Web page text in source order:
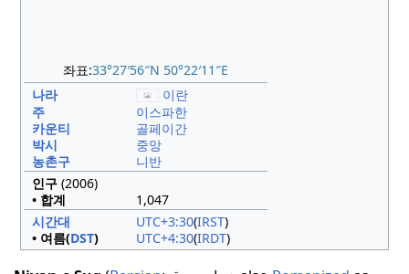
좌표:33°27′56″N 50°22′11″E
나라
이란
주
이스파한
카운티
골페이간
박시
중앙
농촌구
니반
인구 (2006)
• 합계
1,047
시간대
UTC+3:30(IRST)
• 여름(DST) UTC+4:30(IRDT)